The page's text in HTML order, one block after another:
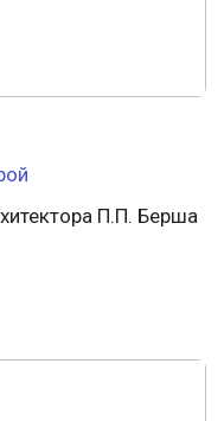
П.П. Берша